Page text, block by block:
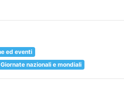
ed eventi
Giornate nazionali e mondiali